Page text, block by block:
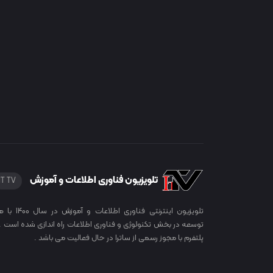
تلویزیون فناوری اطلاعات و آموزش TV
تلویزیون اینترنتی
توسعه در بخش تکنولوژی و فناوری اطلاعات راه اندازی شده است
پلتفرم با مجوز رسمی از ساترا در حال فعالیت می باشد .